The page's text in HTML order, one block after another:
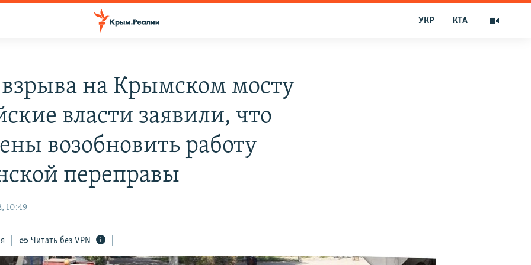
КТА
УКР
на Крымском мосту
власти заявили, что
возобновить работу
переправы
10:49
Читать без VPN